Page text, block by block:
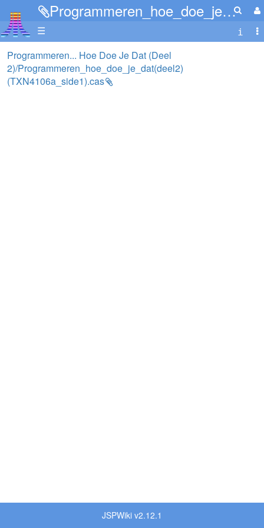
Programmeren_hoe_doe_je_dat(deel2)(TXN4106a_side1).cas
☰
Programmeren... Hoe Doe Je Dat (Deel
2)/Programmeren_hoe_doe_je_dat(deel2)
(TXN4106a_side1).cas
JSPWiki v2.12.1